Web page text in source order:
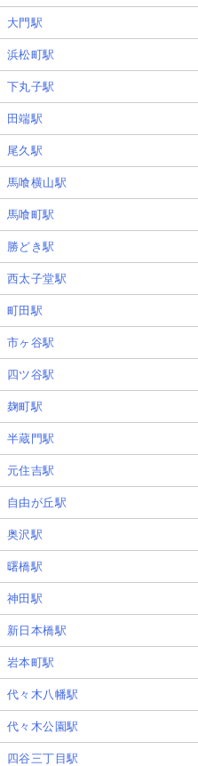
大門駅
浜松町駅
下丸子駅
田端駅
尾久駅
馬喰横山駅
馬喰町駅
勝どき駅
西太子堂駅
町田駅
市ヶ谷駅
四ツ谷駅
麹町駅
半蔵門駅
元住吉駅
自由が丘駅
奥沢駅
曙橋駅
神田駅
新日本橋駅
岩本町駅
代々木八幡駅
代々木公園駅
四谷三丁目駅